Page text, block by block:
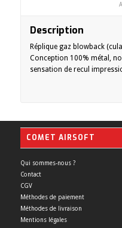
Description
Réplique gaz blowback
Conception 100% métal,
sensation de recul
COMET AIRSOFT
Qui sommes-nous ?
Contact
CGV
Méthodes de paiement
Méthodes de livraison
Mentions légales